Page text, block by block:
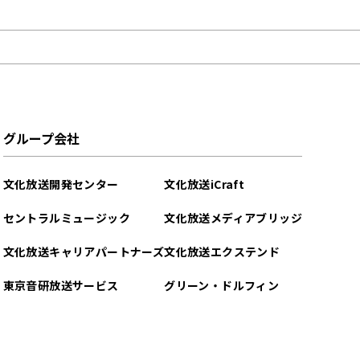
グループ会社
文化放送開発センター
セントラルミュージック
文化放送キャリアパートナーズ
東京音研放送サービス
文化放送iCraft
文化放送メディアブリッジ
文化放送エクステンド
グリーン・ドルフィン